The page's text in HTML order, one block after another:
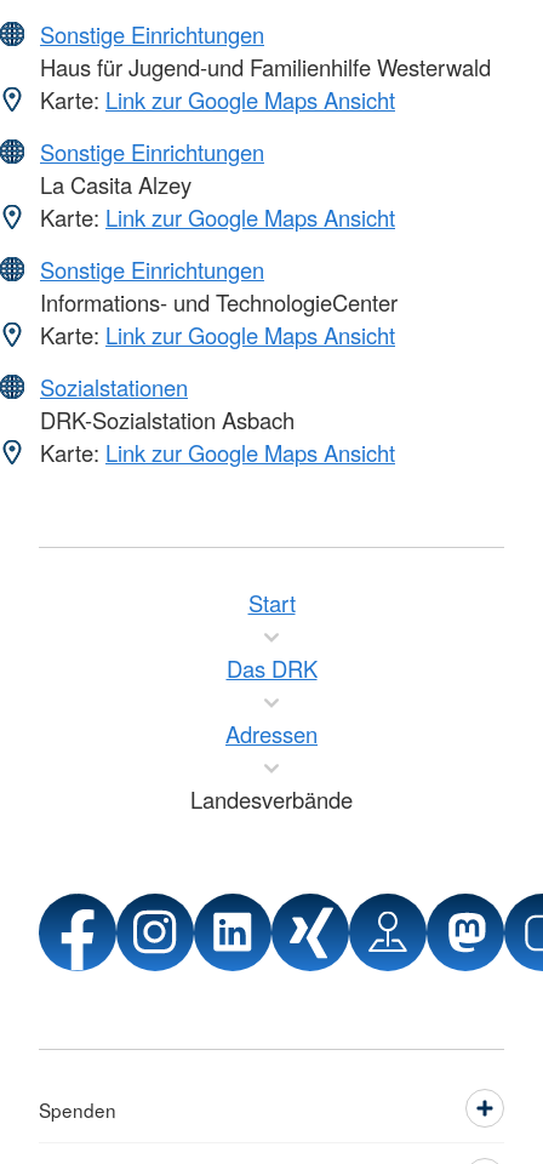
Sonstige Einrichtungen
Haus für Jugend-und Familienhilfe Westerwald
Karte: Link zur Google Maps Ansicht
Sonstige Einrichtungen
La Casita Alzey
Karte: Link zur Google Maps Ansicht
Sonstige Einrichtungen
Informations- und TechnologieCenter
Karte: Link zur Google Maps Ansicht
Sozialstationen
DRK-Sozialstation Asbach
Karte: Link zur Google Maps Ansicht
Start
Das DRK
Adressen
Landesverbände
Spenden